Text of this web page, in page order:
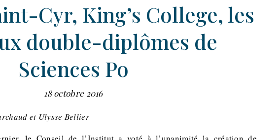
Cyr, King’s College, les
double-diplômes de
Sciences Po
18 octobre 2016
et Ulysse Bellier